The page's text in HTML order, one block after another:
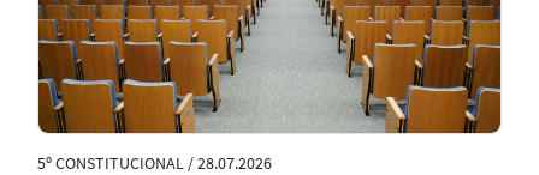
5º CONSTITUCIONAL / 28.07.2026